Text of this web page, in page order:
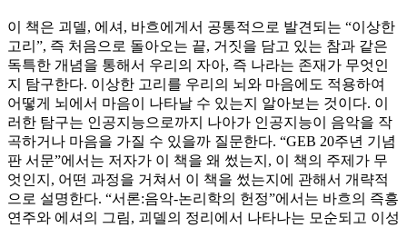
이 책은 괴델, 에셔, 바흐에게서 공통적으로 발견되는 “이상한
고리”, 즉 처음으로 돌아오는 끝, 거짓을 담고 있는 참과 같은
독특한 개념을 통해서 우리의 자아, 즉 나라는 존재가 무엇인
지 탐구한다. 이상한 고리를 우리의 뇌와 마음에도 적용하여
어떻게 뇌에서 마음이 나타날 수 있는지 알아보는 것이다. 이
러한 탐구는 인공지능으로까지 나아가 인공지능이 음악을 작
곡하거나 마음을 가질 수 있을까 질문한다. “GEB 20주년 기념
판 서문”에서는 저자가 이 책을 왜 썼는지, 이 책의 주제가 무
엇인지, 어떤 과정을 거쳐서 이 책을 썼는지에 관해서 개략적
으로 설명한다. “서론:음악-논리학의 헌정”에서는 바흐의 즉흥
연주와 에셔의 그림, 괴델의 정리에서 나타나는 모순되고 이성